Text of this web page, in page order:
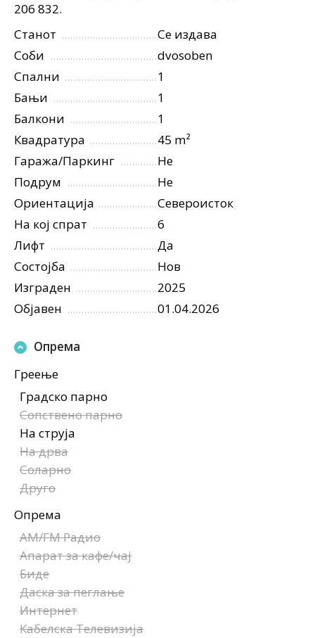
206 832.
Станот
Се издава
Соби
dvosoben
Спални
1
Бањи
1
Балкони
1
Квадратура
45 m²
Гаража/Паркинг
Не
Подрум
Не
Ориентација
Североисток
На кој спрат
6
Лифт
Да
Состојба
Нов
Изграден
2025
Објавен
01.04.2026
Опрема
Греење
Градско парно
Сопствено парно
На струја
На дрва
Соларно
Друго
Опрема
AM/FM Радио
Апарат за кафе/чај
Биде
Даска за пеглање
Интернет
Кабелска Телевизија